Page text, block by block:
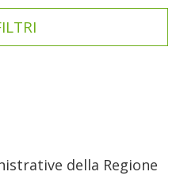
della Regione